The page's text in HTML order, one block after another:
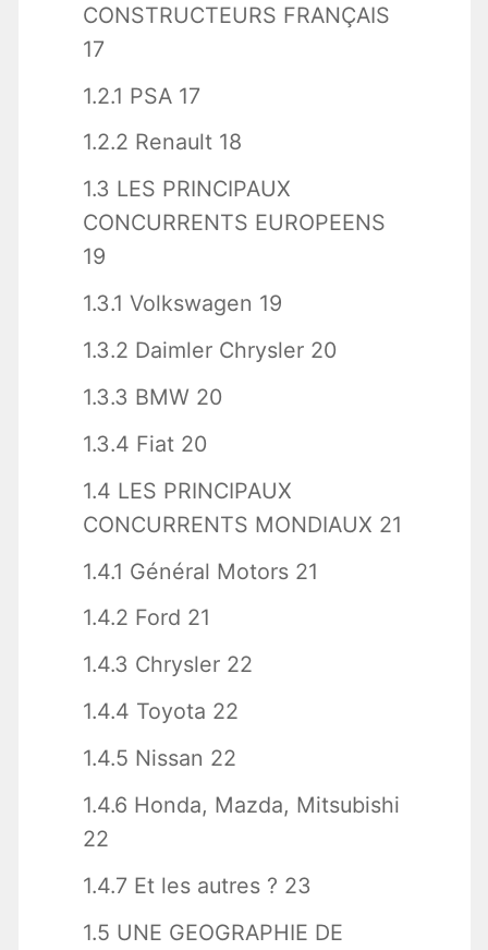
CONSTRUCTEURS FRANÇAIS
17
1.2.1 PSA 17
1.2.2 Renault 18
1.3 LES PRINCIPAUX
CONCURRENTS EUROPEENS
19
1.3.1 Volkswagen 19
1.3.2 Daimler Chrysler 20
1.3.3 BMW 20
1.3.4 Fiat 20
1.4 LES PRINCIPAUX
CONCURRENTS MONDIAUX 21
1.4.1 Général Motors 21
1.4.2 Ford 21
1.4.3 Chrysler 22
1.4.4 Toyota 22
1.4.5 Nissan 22
1.4.6 Honda, Mazda, Mitsubishi
22
1.4.7 Et les autres ? 23
1.5 UNE GEOGRAPHIE DE